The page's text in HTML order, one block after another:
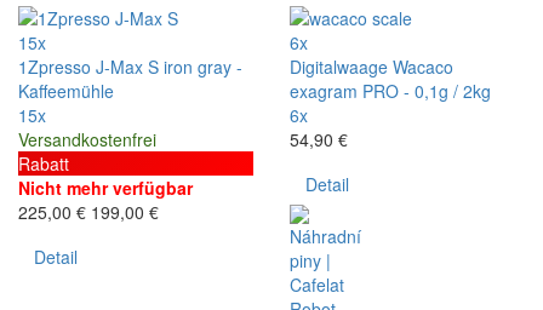
15x
1Zpresso J-Max S iron gray -
Kaffeemühle
15x
Versandkostenfrei
Rabatt
Nicht mehr verfügbar
225,00 € 199,00 €
Detail
6x
Digitalwaage Wacaco
exagram PRO - 0,1g / 2kg
6x
54,90 €
Detail